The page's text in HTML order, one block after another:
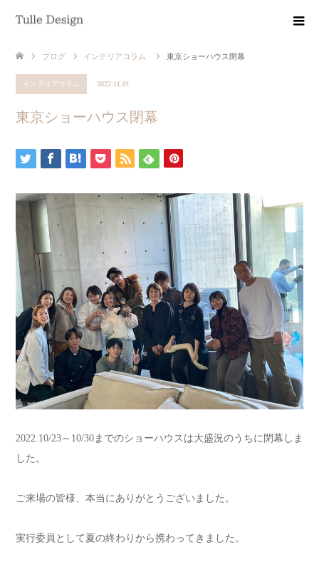
ブログ インテリアコラム 東京ショーハウス閉幕
インテリアコラム 2022.11.01
東京ショーハウス閉幕
2022.10/23～10/30までのショーハウスは大盛況のうちに閉幕しま
した。
ご来場の皆様、本当にありがとうございました。
実行委員として夏の終わりから携わってきました。